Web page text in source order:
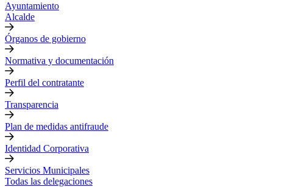
Ayuntamiento
Alcalde
Órganos de gobierno
Normativa y documentación
Perfil del contratante
Transparencia
Plan de medidas antifraude
Identidad Corporativa
Servicios Municipales
Todas las delegaciones